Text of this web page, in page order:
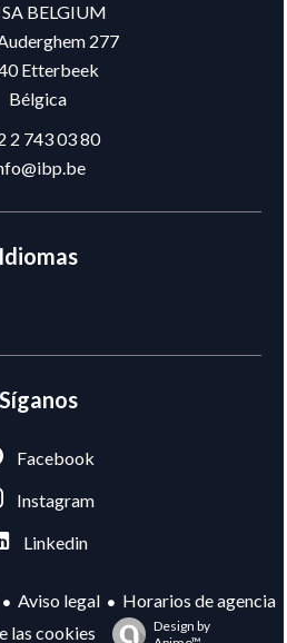
BELGIUM
277
Etterbeek
Bélgica
2 743 03 80
Idiomas
Síganos
Facebook
Instagram
Linkedin
Aviso legal
Horarios de agencia
las cookies
Design by